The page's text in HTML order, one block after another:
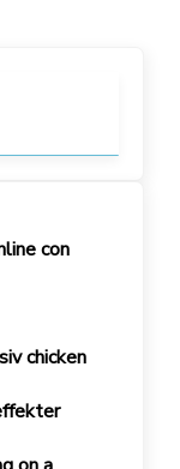
con
chicken